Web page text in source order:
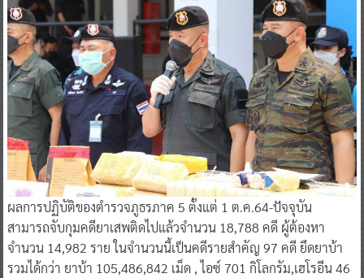
ผลการปฏิบัติของตำรวจภูธรภาค 5 ตั้งแต่ 1 ต.ค.64-ปัจจุบัน
สามารถจับกุมคดียาเสพติดไปแล้วจำนวน 18,788 คดี ผู้ต้องหา
จำนวน 14,982 ราย ในจำนวนนี้เป็นคดีรายสำคัญ 97 คดี ยึดยาบ้า
รวมได้กว่า ยาบ้า 105,486,842 เม็ด , ไอซ์ 701 กิโลกรัม,เฮโรอีน 46